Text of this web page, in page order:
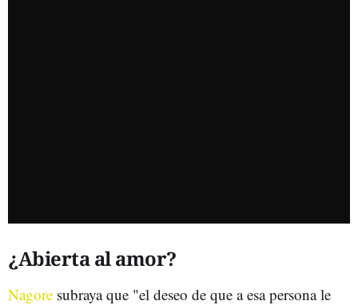
¿Abierta al amor?
Nagore subraya que "el deseo de que a esa persona le